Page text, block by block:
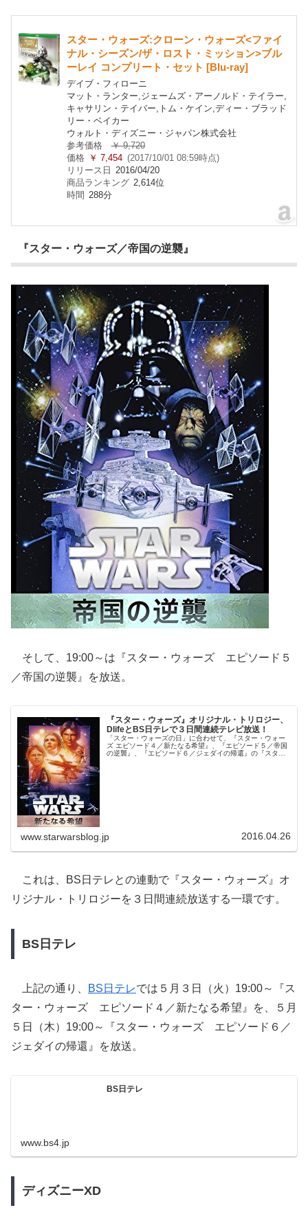
スター・ウォーズ:クローン・ウォーズ<ファイ
ナル・シーズン/ザ・ロスト・ミッション>ブル
ーレイ コンプリート・セット [Blu-ray]
デイブ・フィローニ
マット・ランター,ジェームズ・アーノルド・テイラー,
キャサリン・テイバー,トム・ケイン,ディー・ブラッド
リー・ベイカー
ウォルト・ディズニー・ジャパン株式会社
参考価格
￥ 9,720
価格
￥ 7,454 (2017/10/01 08:59時点)
リリース日
2016/04/20
商品ランキング 2,614位
時間
288分
『スター・ウォーズ／帝国の逆襲』
そして、19:00～は『スター・ウォーズ エピソード５
／帝国の逆襲』を放送。
『スター・ウォーズ』オリジナル・トリロジー、
DlifeとBS日テレで３日間連続テレビ放送！
「スター・ウォーズの日」に合わせて、『スター・ウォー
ズ エピソード４／新たなる希望』、『エピソード５／帝国
の逆襲』、『エピソード６／ジェダイの帰還』の『スタ
www.starwarsblog.jp 2016.04.26
これは、BS日テレとの連動で『スター・ウォーズ』オ
リジナル・トリロジーを３日間連続放送する一環です。
BS日テレ
上記の通り、 BS日テレでは５月３日（火）19:00～『ス
ター・ウォーズ エピソード４／新たなる希望』を、５月
５日（木）19:00～『スター・ウォーズ エピソード６／
ジェダイの帰還』を放送。
BS日テレ
www.bs4.jp
ディズニーXD